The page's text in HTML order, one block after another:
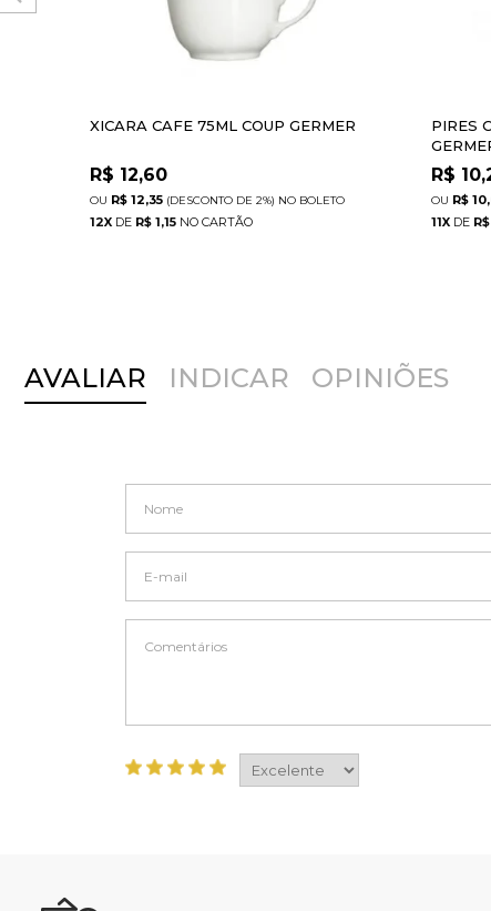
XICARA CAFE 75ML COUP GERMER
R$ 12,60
R$ 12,35 (DESCONTO DE 2%) NO BOLETO
12X DE R$ 1,15
PIRES
R$
R$
11X DE
AVALIAR INDICAR OPINIÕES